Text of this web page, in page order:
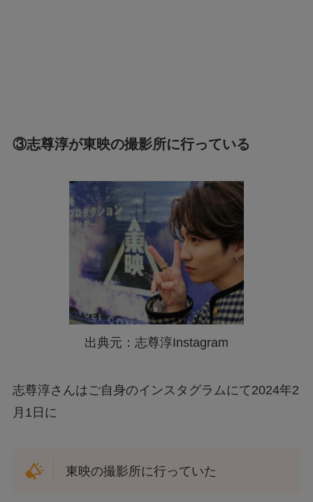
③志尊淳が東映の撮影所に行っている
出典元：志尊淳Instagram
志尊淳さんはご自身のインスタグラムにて2024年2
月1日に
東映の撮影所に行っていた